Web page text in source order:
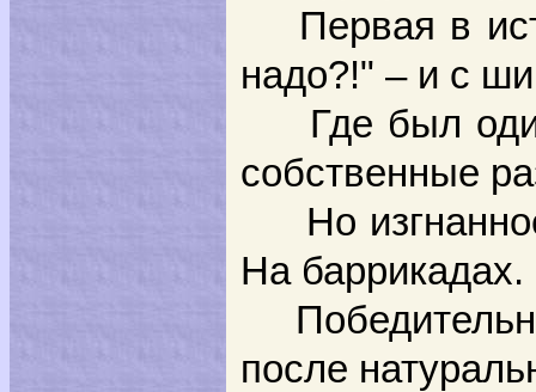
Первая в
надо?!" – и с
Где был один
собственные
Но изгнанное
На
после